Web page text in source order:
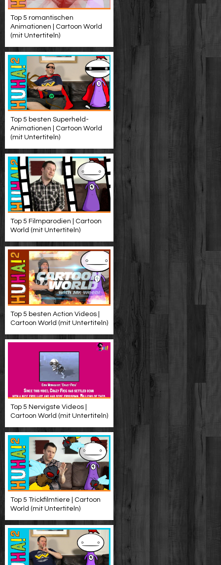
Top 5 romantischen
Animationen | Cartoon World
(mit Untertiteln)
Top 5 besten Superheld-
Animationen | Cartoon World
(mit Untertiteln)
Top 5 Filmparodien | Cartoon
World (mit Untertiteln)
Top 5 besten Action Videos |
Cartoon World (mit Untertiteln)
Top 5 Nervigste Videos |
Cartoon World (mit Untertiteln)
Top 5 Trickfilmtiere | Cartoon
World (mit Untertiteln)